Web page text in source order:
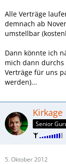
Alle Verträge
demnach ab
umstellbar
Dann könnte ich
mich dann
Verträge für uns
werden)...
Kirkage
Senior
5. Oktober 2012